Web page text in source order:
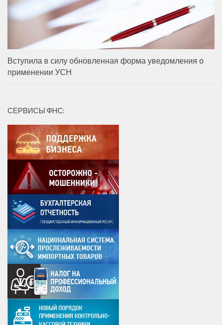
Вступила в силу обновленная форма уведомления о
применении УСН
СЕРВИСЫ ФНС: